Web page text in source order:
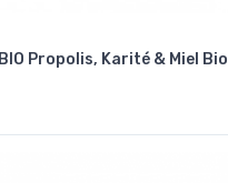
Propolis, Karité & Miel Bio